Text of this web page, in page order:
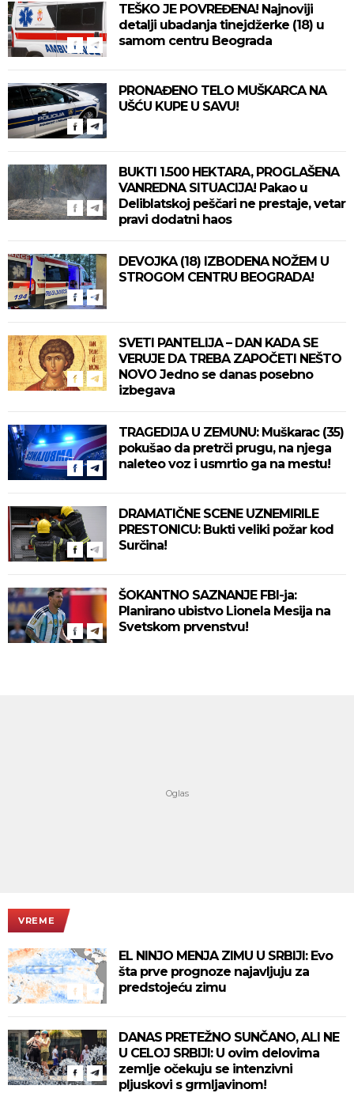
TEŠKO JE POVREĐENA! Najnoviji
detalji ubadanja tinejdžerke (18) u
samom centru Beograda
PRONAĐENO TELO MUŠKARCA NA
UŠĆU KUPE U SAVU!
BUKTI 1.500 HEKTARA, PROGLAŠENA
VANREDNA SITUACIJA! Pakao u
Deliblatskoj peščari ne prestaje, vetar
pravi dodatni haos
DEVOJKA (18) IZBODENA NOŽEM U
STROGOM CENTRU BEOGRADA!
SVETI PANTELIJA – DAN KADA SE
VERUJE DA TREBA ZAPOČETI NEŠTO
NOVO Jedno se danas posebno
izbegava
TRAGEDIJA U ZEMUNU: Muškarac (35)
pokušao da pretrči prugu, na njega
naleteo voz i usmrtio ga na mestu!
DRAMATIČNE SCENE UZNEMIRILE
PRESTONICU: Bukti veliki požar kod
Surčina!
ŠOKANTNO SAZNANJE FBI-ja:
Planirano ubistvo Lionela Mesija na
Svetskom prvenstvu!
VREME
EL NINJO MENJA ZIMU U SRBIJI: Evo
šta prve prognoze najavljuju za
predstojeću zimu
DANAS PRETEŽNO SUNČANO, ALI NE
U CELOJ SRBIJI: U ovim delovima
zemlje očekuju se intenzivni
pljuskovi s grmljavinom!